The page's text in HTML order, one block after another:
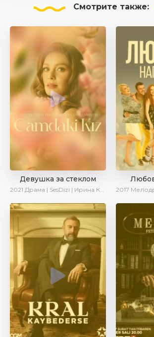
Смотрите также:
Девушка за стеклом
2021 Драма | SesDizi | Ирина Котова 2017 Мелодрама